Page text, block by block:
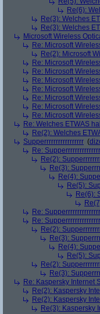
Re(6):
Re(3): Welches
Re(3): Welches
Microsoft Wireless
Re: Microsoft
Re(2): Microsoft
Re: Microsoft
Re: Microsoft
Re: Microsoft
Re: Microsoft
Re: Microsoft
Re: Microsoft
Re: Microsoft
Re: Welches ETWAS
Re(2): Welches
Supperrrrrrrrrrrrrrrrr (
Re:
Re(2):
Re(3):
Re(4):
Re(5):
Re(6):
Re:
Re:
Re(2):
Re(3):
Re(4):
Re(5):
Re(2):
Re(3):
Re: Kaspersky Internet
Re(2): Kaspersky
Re(2): Kaspersky
Re(3): Kaspersky